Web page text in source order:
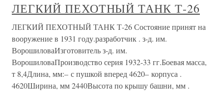
ЛЕГКИЙ ПЕХОТНЫЙ ТАНК Т-26
ЛЕГКИЙ ПЕХОТНЫЙ ТАНК Т-26 Состояние принят на
вооружение в 1931 году.разработчик . з-д. им.
ВорошиловаИзготовитель з-д. им.
ВорошиловаПроизводство серия 1932-33 гг.Боевая масса,
т 8,4Длина, мм:– с пушкой вперед 4620– корпуса .
4620Ширина, мм 2440Высота по крышу башни, мм .